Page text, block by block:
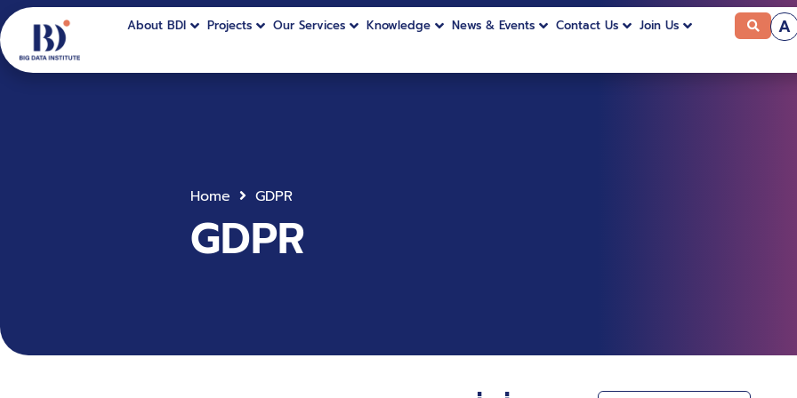
About BDI Projects Our Services Knowledge News & Events Contact Us Join Us A
Home GDPR
GDPR